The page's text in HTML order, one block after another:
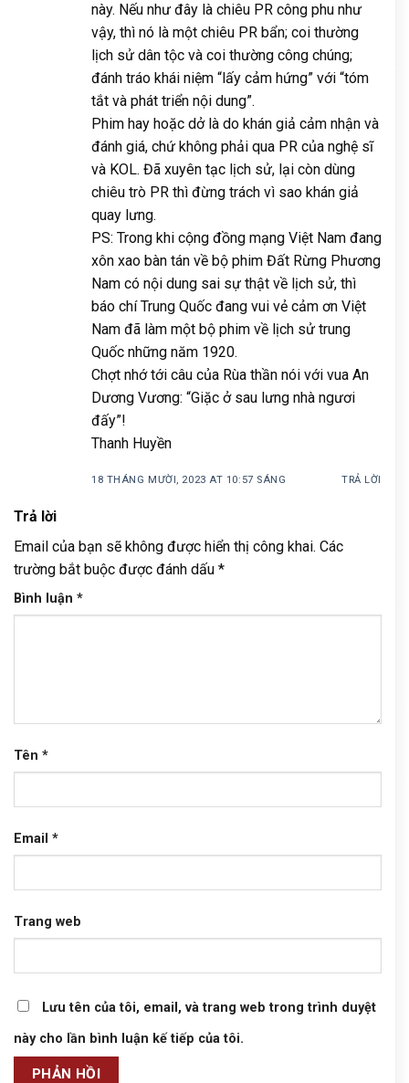
này. Nếu như đây là chiêu PR công phu như
vậy, thì nó là một chiêu PR bẩn; coi thường
lịch sử dân tộc và coi thường công chúng;
đánh tráo khái niệm “lấy cảm hứng” với “tóm
tắt và phát triển nội dung”.
Phim hay hoặc dở là do khán giả cảm nhận và
đánh giá, chứ không phải qua PR của nghệ sĩ
và KOL. Đã xuyên tạc lịch sử, lại còn dùng
chiêu trò PR thì đừng trách vì sao khán giả
quay lưng.
PS: Trong khi cộng đồng mạng Việt Nam đang
xôn xao bàn tán về bộ phim Đất Rừng Phương
Nam có nội dung sai sự thật về lịch sử, thì
báo chí Trung Quốc đang vui vẻ cảm ơn Việt
Nam đã làm một bộ phim về lịch sử trung
Quốc những năm 1920.
Chợt nhớ tới câu của Rùa thần nói với vua An
Dương Vương: “Giặc ở sau lưng nhà ngươi
đấy”!
Thanh Huyền
18 THÁNG MƯỜI, 2023 AT 10:57 SÁNG TRẢ LỜI
Trả lời
Email của bạn sẽ không được hiển thị công khai. Các
trường bắt buộc được đánh dấu *
Bình luận *
Tên *
Email *
Trang web
Lưu tên của tôi, email, và trang web trong trình duyệt
này cho lần bình luận kế tiếp của tôi.